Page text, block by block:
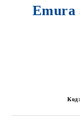
Emura
Код: